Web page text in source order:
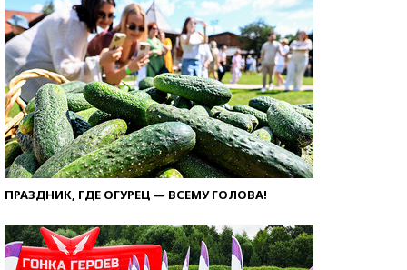
ПРАЗДНИК, ГДЕ ОГУРЕЦ — ВСЕМУ ГОЛОВА!